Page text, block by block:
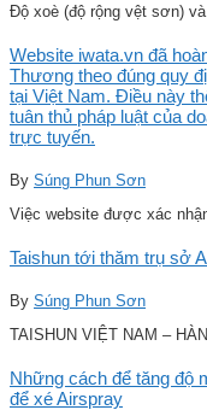
Độ xoè (độ rộng vệt sơn) và
Website iwata.vn đã
Thương theo đúng quy
tại Việt Nam. Điều này
tuân thủ pháp luật của
trực tuyến.
By Súng Phun Sơn
Việc website được xác
Taishun tới thăm trụ sở
By Súng Phun Sơn
TAISHUN VIỆT NAM –
Những cách để tăng độ
để xé Airspray